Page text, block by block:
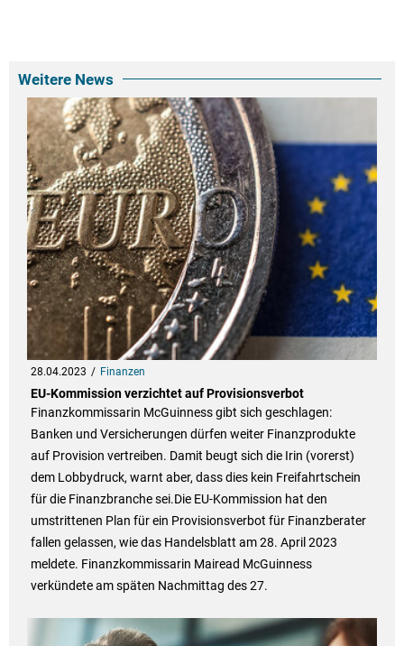
Weitere News
28.04.2023 Finanzen
EU-Kommission verzichtet auf Provisionsverbot
Finanzkommissarin McGuinness gibt sich geschlagen:
Banken und Versicherungen dürfen weiter Finanzprodukte
auf Provision vertreiben. Damit beugt sich die Irin (vorerst)
dem Lobbydruck, warnt aber, dass dies kein Freifahrtschein
für die Finanzbranche sei.Die EU-Kommission hat den
umstrittenen Plan für ein Provisionsverbot für Finanzberater
fallen gelassen, wie das Handelsblatt am 28. April 2023
meldete. Finanzkommissarin Mairead McGuinness
verkündete am späten Nachmittag des 27.